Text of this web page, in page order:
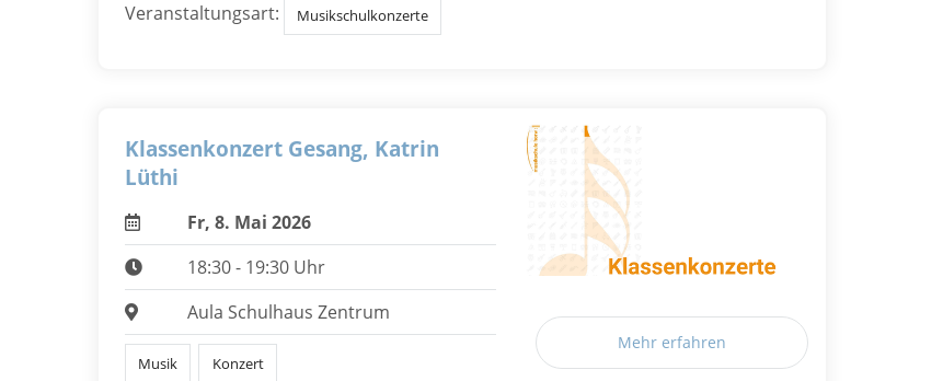
Veranstaltungsart: Musikschulkonzerte
Klassenkonzert Gesang, Katrin
Lüthi
Fr, 8. Mai 2026
18:30 - 19:30 Uhr
Aula Schulhaus Zentrum
Musik Konzert
Mehr erfahren